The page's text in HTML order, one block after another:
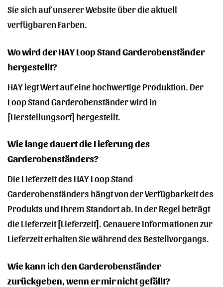
Sie sich auf unserer Website über die aktuell
verfügbaren Farben.
Wo wird der HAY Loop Stand Garderobenständer
hergestellt?
HAY legt Wert auf eine hochwertige Produktion. Der
Loop Stand Garderobenständer wird in
[Herstellungsort] hergestellt.
Wie lange dauert die Lieferung des
Garderobenständers?
Die Lieferzeit des HAY Loop Stand
Garderobenständers hängt von der Verfügbarkeit des
Produkts und Ihrem Standort ab. In der Regel beträgt
die Lieferzeit [Lieferzeit]. Genauere Informationen zur
Lieferzeit erhalten Sie während des Bestellvorgangs.
Wie kann ich den Garderobenständer
zurückgeben, wenn er mir nicht gefällt?